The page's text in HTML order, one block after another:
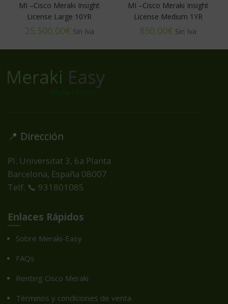
MI –Cisco Meraki Insight
License Large 10YR
€
MI –Cisco Meraki Insight
License Medium 1YR
€
📍 Dirección
Pl. Universitat 3, 6a Planta
Barcelona, España 08007
Telf. 📞 931801085
Enlaces Rápidos
Sobre Meraki-Easy
FAQs
Renting Cisco Meraki
Términos y condiciones de venta